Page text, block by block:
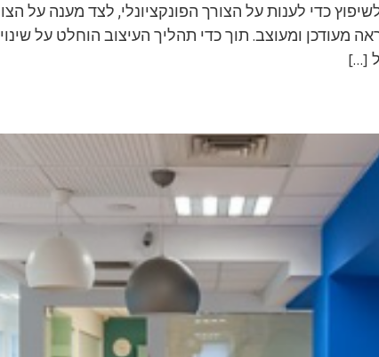
כדי לענות על הצורך הפונקציונלי, לצד מענה על
מעודכן ומעוצב. תוך כדי תהליך העיצוב הוחלט על
[…]